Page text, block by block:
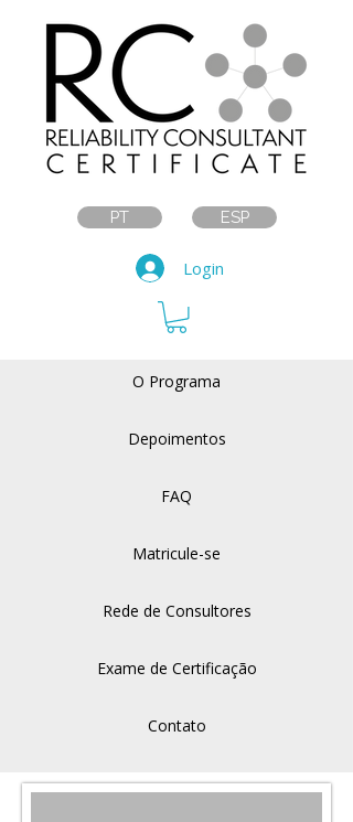
PT ESP
Login
O Programa
Depoimentos
FAQ
Matricule-se
Rede de Consultores
Exame de Certificação
Contato